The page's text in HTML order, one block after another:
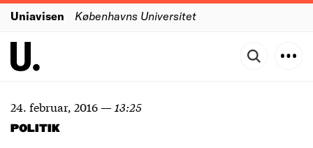
Uniavisen Københavns Universitet
24. februar, 2016— 13:25
POLITIK